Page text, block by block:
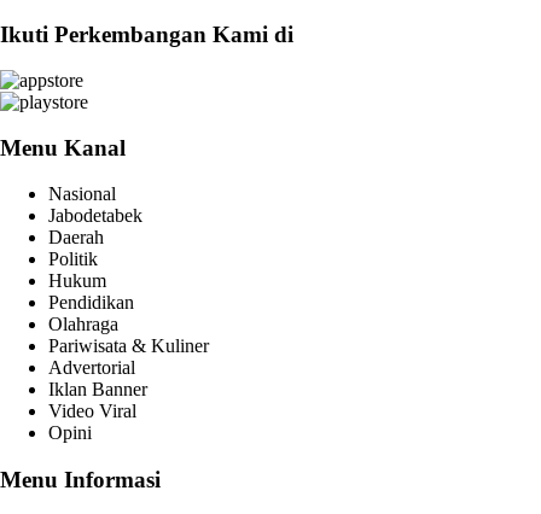
Ikuti Perkembangan Kami di
Menu Kanal
Nasional
Jabodetabek
Daerah
Politik
Hukum
Pendidikan
Olahraga
Pariwisata & Kuliner
Advertorial
Iklan Banner
Video Viral
Opini
Menu Informasi